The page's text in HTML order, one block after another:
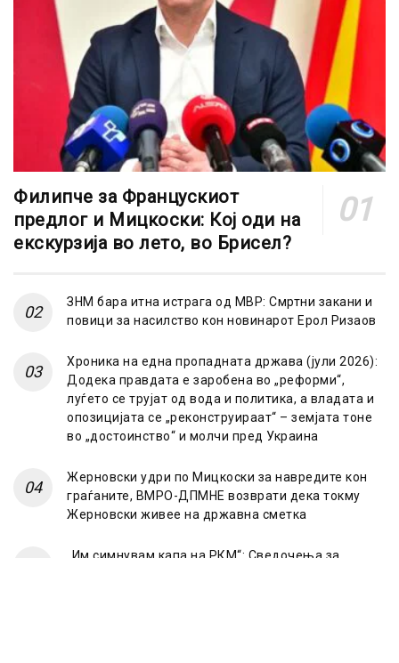
Филипче за Францускиот
предлог и Мицкоски: Кој оди на
екскурзија во лето, во Брисел?
ЗНМ бара итна истрага од МВР: Смртни закани и
повици за насилство кон новинарот Ерол Ризаов
Хроника на една пропадната држава (јули 2026):
Додека правдата е заробена во „реформи“,
луѓето се трујат од вода и политика, а владата и
опозицијата се „реконструираат“ – земјата тоне
во „достоинство“ и молчи пред Украина
Жерновски удри по Мицкоски за навредите кон
граѓаните, ВМРО-ДПМНЕ возврати дека токму
Жерновски живее на државна сметка
„Им симнувам капа на РКМ“: Сведочења за